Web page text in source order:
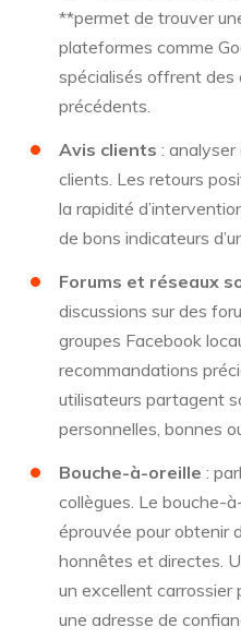
**permet de trouver
plateformes comme
spécialisés offrent des
précédents.
Avis clients :
clients. Les retours
la rapidité
de bons indicateurs
Forums et réseaux
discussions sur des
groupes Facebook
recommandations
utilisateurs partagent
personnelles, bonnes
Bouche-à-oreille :
collègues. Le bouche-
éprouvée pour obtenir
honnêtes et directes.
un excellent carrossier
une adresse de